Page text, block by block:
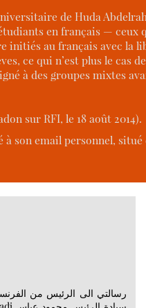
de Huda
en français — ceux
initiés au français avec la
ce qui n’est plus le cas
à des groupes mixtes
sur RFI, le 18 août 2014).
son email personnel, situé
رسالتي الى الرئيس من